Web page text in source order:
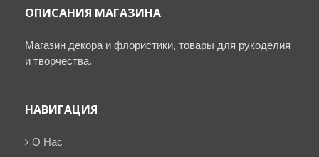
ОПИСАНИЯ МАГАЗИНА
Магазин декора и флористики, товары для рукоделия
и творчества.
НАВИГАЦИЯ
О Нас